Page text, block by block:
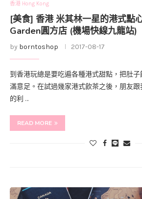
香港 Hong Kong
[美食] 香港 米其林一星的港式點
Garden圓方店 (機場快線九龍站)
by borntoshop 2017-08-17
到香港玩總是要吃遍各種港式甜點，把肚
滿意足。在試過幾家港式飲茶之後，朋友
的利 …
READ MORE